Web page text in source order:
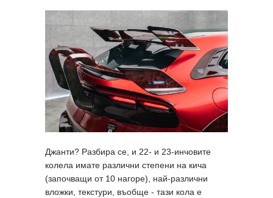
Джанти? Разбира се, и 22- и 23-инчовите
колела имате различни степени на кича
(започващи от 10 нагоре), най-различни
вложки, текстури, въобще - тази кола е